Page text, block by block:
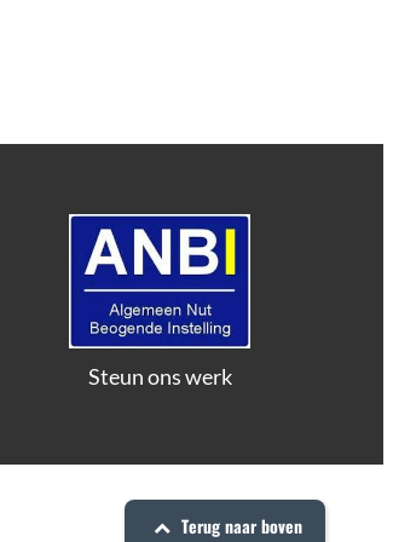
Steun ons werk
Terug naar boven